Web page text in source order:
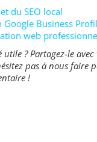
du SEO local
Business
web
utile ? Partagez-le avec
pas à nous faire
!